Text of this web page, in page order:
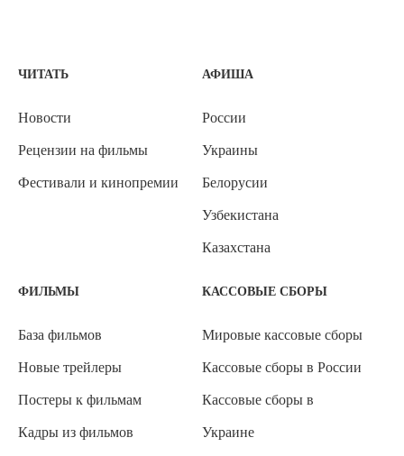
ЧИТАТЬ
Новости
Рецензии на фильмы
Фестивали и кинопремии
АФИША
России
Украины
Белорусии
Узбекистана
Казахстана
ФИЛЬМЫ
База фильмов
Новые трейлеры
Постеры к фильмам
Кадры из фильмов
КАССОВЫЕ СБОРЫ
Мировые кассовые сборы
Кассовые сборы в России
Кассовые сборы в
Украине